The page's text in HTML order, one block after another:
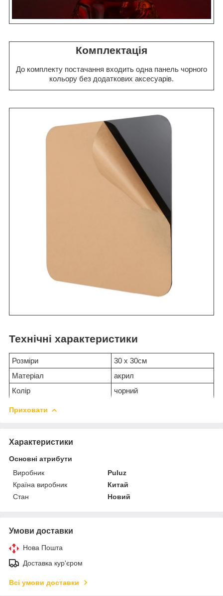
Комплектація
До комплекту постачання входить одна панель чорного
кольору без додаткових аксесуарів.
Технічні характеристики
Розміри
30 х 30см
Матеріал
акрил
Колір
чорний
Приховати
Характеристики
Основні атрибути
Виробник
Puluz
Країна виробник
Китай
Стан
Новий
Умови доставки
Нова Пошта
Доставка кур'єром
Всі умови доставки